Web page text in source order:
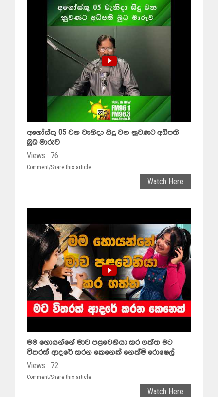
අගෝස්තු 05 වන වැනිදා සිදු වන නුවණට අධිපති
බුධ මාරුව
Views : 76
Comment/Share this article
Watch Here
මම හොයන්නේ මාව පළවෙනියා කර ගත්ත මට
විතරක් ආදරේ කරන කෙනෙක් නෙත්මි රොෂෙල්
Views : 72
Comment/Share this article
Watch Here